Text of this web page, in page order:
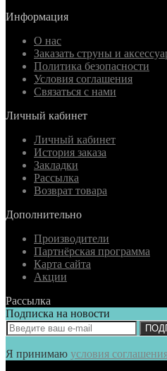
Информация
О нас
Заказать струны и
Политика безопасности
Условия соглашения
Связаться с нами
Личный кабинет
Личный кабинет
История заказа
Закладки
Рассылка
Возврат товара
Дополнительно
Производители
Партнёрская программа
Карта сайта
Акции
Рассылка
Подписка на новости
Я принимаю условия